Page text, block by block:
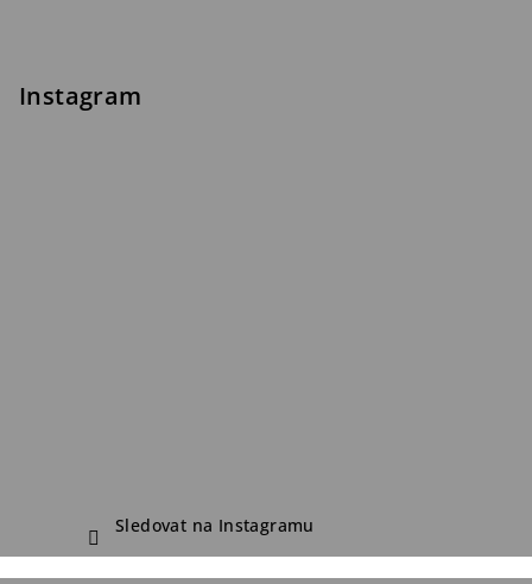
Instagram
Sledovat na Instagramu